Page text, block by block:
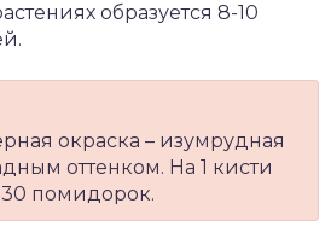
образуется 8-10
окраска – изумрудная
оттенком. На 1 кисти
30 помидорок.